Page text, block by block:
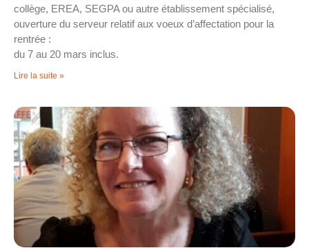
collège, EREA, SEGPA ou autre établissement spécialisé,
ouverture du serveur relatif aux voeux d’affectation pour la
rentrée :
du 7 au 20 mars inclus.
Lire la suite »